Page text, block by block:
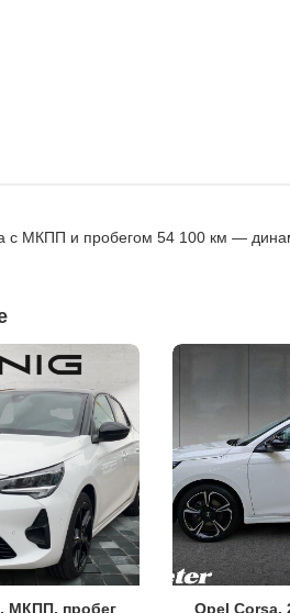
с МКПП и пробегом 54 100 км —
МКПП, пробег
Opel Corsa,